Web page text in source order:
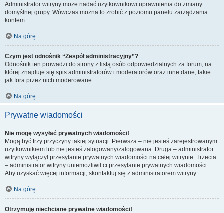
Administrator witryny może nadać użytkownikowi uprawnienia do zmiany
domyślnej grupy. Wówczas można to zrobić z poziomu panelu zarządzania
kontem.
Na górę
Czym jest odnośnik “Zespół administracyjny”?
Odnośnik ten prowadzi do strony z listą osób odpowiedzialnych za forum, na
której znajduje się spis administratorów i moderatorów oraz inne dane, takie
jak fora przez nich moderowane.
Na górę
Prywatne wiadomości
Nie mogę wysyłać prywatnych wiadomości!
Mogą być trzy przyczyny takiej sytuacji. Pierwsza – nie jesteś zarejestrowanym
użytkownikiem lub nie jesteś zalogowany/zalogowana. Druga – administrator
witryny wyłączył przesyłanie prywatnych wiadomości na całej witrynie. Trzecia
– administrator witryny uniemożliwił ci przesyłanie prywatnych wiadomości.
Aby uzyskać więcej informacji, skontaktuj się z administratorem witryny.
Na górę
Otrzymuję niechciane prywatne wiadomości!